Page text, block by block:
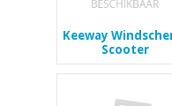
Keeway
Scooter